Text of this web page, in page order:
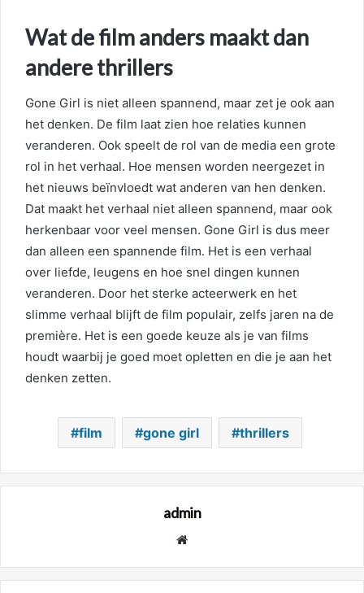
Wat de film anders maakt dan
andere thrillers
Gone Girl is niet alleen spannend, maar zet je ook aan
het denken. De film laat zien hoe relaties kunnen
veranderen. Ook speelt de rol van de media een grote
rol in het verhaal. Hoe mensen worden neergezet in
het nieuws beïnvloedt wat anderen van hen denken.
Dat maakt het verhaal niet alleen spannend, maar ook
herkenbaar voor veel mensen. Gone Girl is dus meer
dan alleen een spannende film. Het is een verhaal
over liefde, leugens en hoe snel dingen kunnen
veranderen. Door het sterke acteerwerk en het
slimme verhaal blijft de film populair, zelfs jaren na de
première. Het is een goede keuze als je van films
houdt waarbij je goed moet opletten en die je aan het
denken zetten.
film gone girl thrillers
admin
Website